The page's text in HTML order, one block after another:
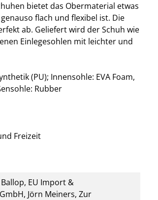
bietet das Obermaterial etwas
flach und flexibel ist. Die
ab. Geliefert wird der Schuh wie
Einlegesohlen mit leichter und
(PU); Innensohle: EVA Foam,
Rubber
Freizeit
EU Import &
Jörn Meiners, Zur